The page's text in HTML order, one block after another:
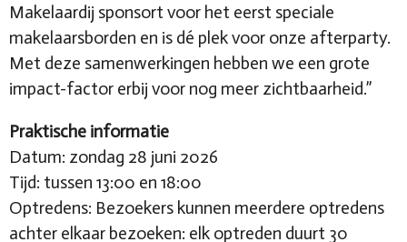
Makelaardij sponsort voor het eerst speciale
makelaarsborden en is dé plek voor onze afterparty.
Met deze samenwerkingen hebben we een grote
impact-factor erbij voor nog meer zichtbaarheid.”
Praktische informatie
Datum: zondag 28 juni 2026
Tijd: tussen 13:00 en 18:00
Optredens: Bezoekers kunnen meerdere optredens
achter elkaar bezoeken: elk optreden duurt 30